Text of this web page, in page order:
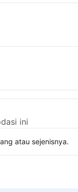
ini
atau sejenisnya.